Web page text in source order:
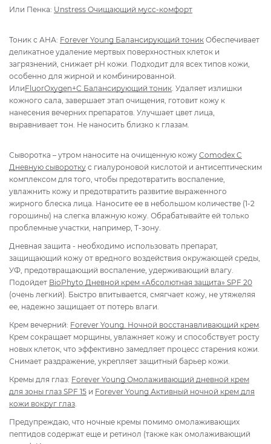
Или Пенка: Unstress Очищающий мусс-комфорт
Тоник с АНА: Forever Young Балансирующий тоник Обеспечивает
деликатное удаление мертвых поверхностных клеток и
загрязнений, снижает рН кожи. Подходит для всех типов кожи,
особенно для жирной и комбинированной.
ИлиFluorOxygen+C Балансирующий тоник . Удаляет излишки
кожного сала, завершает этап очищения, готовит кожу к
нанесения вечерних препаратов. Улучшает цвет лица,
выравнивает тон. Не наносить близко к глазам.
Сыворотка – утром наносите на очищенную кожу Comodex C
Дневную сыворотку с гиалуроновой кислотой и антисептическим
комплексом для того, чтобы предотвратить воспаление,
увлажнить кожу и предотвратить развитие выраженного
жирного блеска лица. Наносите ее в небольшом количестве (1-2
горошины) на слегка влажную кожу. Обрабатывайте ей только
проблемные участки, например, Т-зону.
Дневная защита - необходимо использовать препарат,
защищающий кожу от вредного воздействия окружающей среды,
УФ, предотвращающий воспаление, удерживающий влагу.
Подойдет BioPhyto Дневной крем «Абсолютная защита» SPF 20
(очень легкий). Быстро впитывается, смягчает кожу, не утяжеляя
ее, надежно защищает от потерь влаги.
Крем вечерний: Forever Young. Ночной восстанавливающий крем
Крем сокращает морщины, увлажняет кожу и способствует росту
новых клеток, что эффективно замедляет процесс старения кожи.
Снимает раздражение, укрепляет защитный барьер кожи.
Кремы для глаз: Forever Young Омолаживающий дневной крем
для зоны глаз SPF 15 и Forever Young Активный ночной крем для
кожи вокруг глаз
Предупреждаю, что ночные кремы помимо омолаживающих
пептидов содержат еще и ретинол (также как омолаживающий